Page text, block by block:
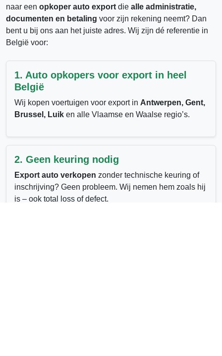
naar een opkoper auto export die alle administratie,
documenten en betaling voor zijn rekening neemt? Dan
bent u bij ons aan het juiste adres. Wij zijn dé referentie in
België voor:
1. Auto opkopers voor export in heel
België
Wij kopen voertuigen voor export in Antwerpen, Gent,
Brussel, Luik en alle Vlaamse en Waalse regio’s.
2. Geen keuring nodig
Export auto verkopen zonder technische keuring of
inschrijving? Geen probleem. Wij nemen hem zoals hij
is – ook total loss of defect.